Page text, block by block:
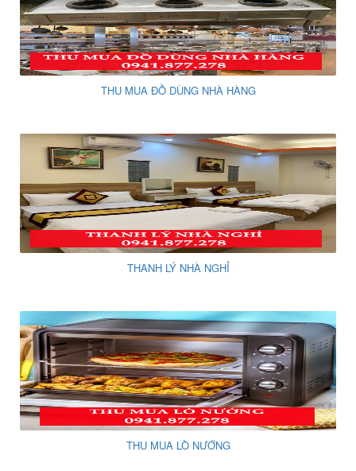
THU MUA ĐỒ DÙNG NHÀ HÀNG
THANH LÝ NHÀ NGHỈ
THU MUA LÒ NƯỚNG